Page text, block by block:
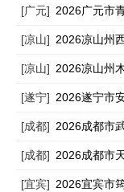
[广元]
[凉山]
[凉山]
[遂宁]
[成都]
[成都]
[宜宾]